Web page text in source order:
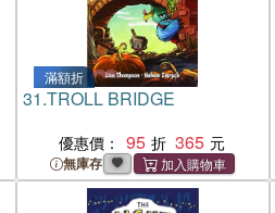
滿額折
31.TROLL BRIDGE
優惠價： 95 365
無庫存